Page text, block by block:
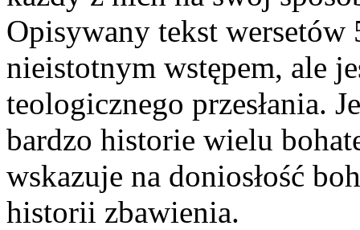
Opisywany tekst
nieistotnym wstępem, ale
teologicznego przesłania.
bardzo historie wielu
wskazuje na doniosłość
historii zbawienia.